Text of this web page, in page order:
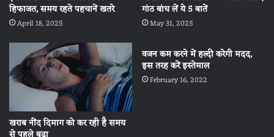
हिफाजत, समय रहते पहचानें खतरे
April 18, 2025
गांठ बांध लें ये 5 बातें
May 31, 2025
खराब नींद दिमाग को कर रही है समय
वजन कम करने में हल्दी करेगी मदद,
इस तरह करें इस्तेमाल
February 16, 2022